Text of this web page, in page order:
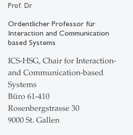
Prof. Dr.
Ordentlicher Professor für
Interaction and Communication
based Systems
ICS-HSG, Chair for Interaction-
and Communication-based
Systems
Büro 61-410
Rosenbergstrasse 30
9000 St. Gallen